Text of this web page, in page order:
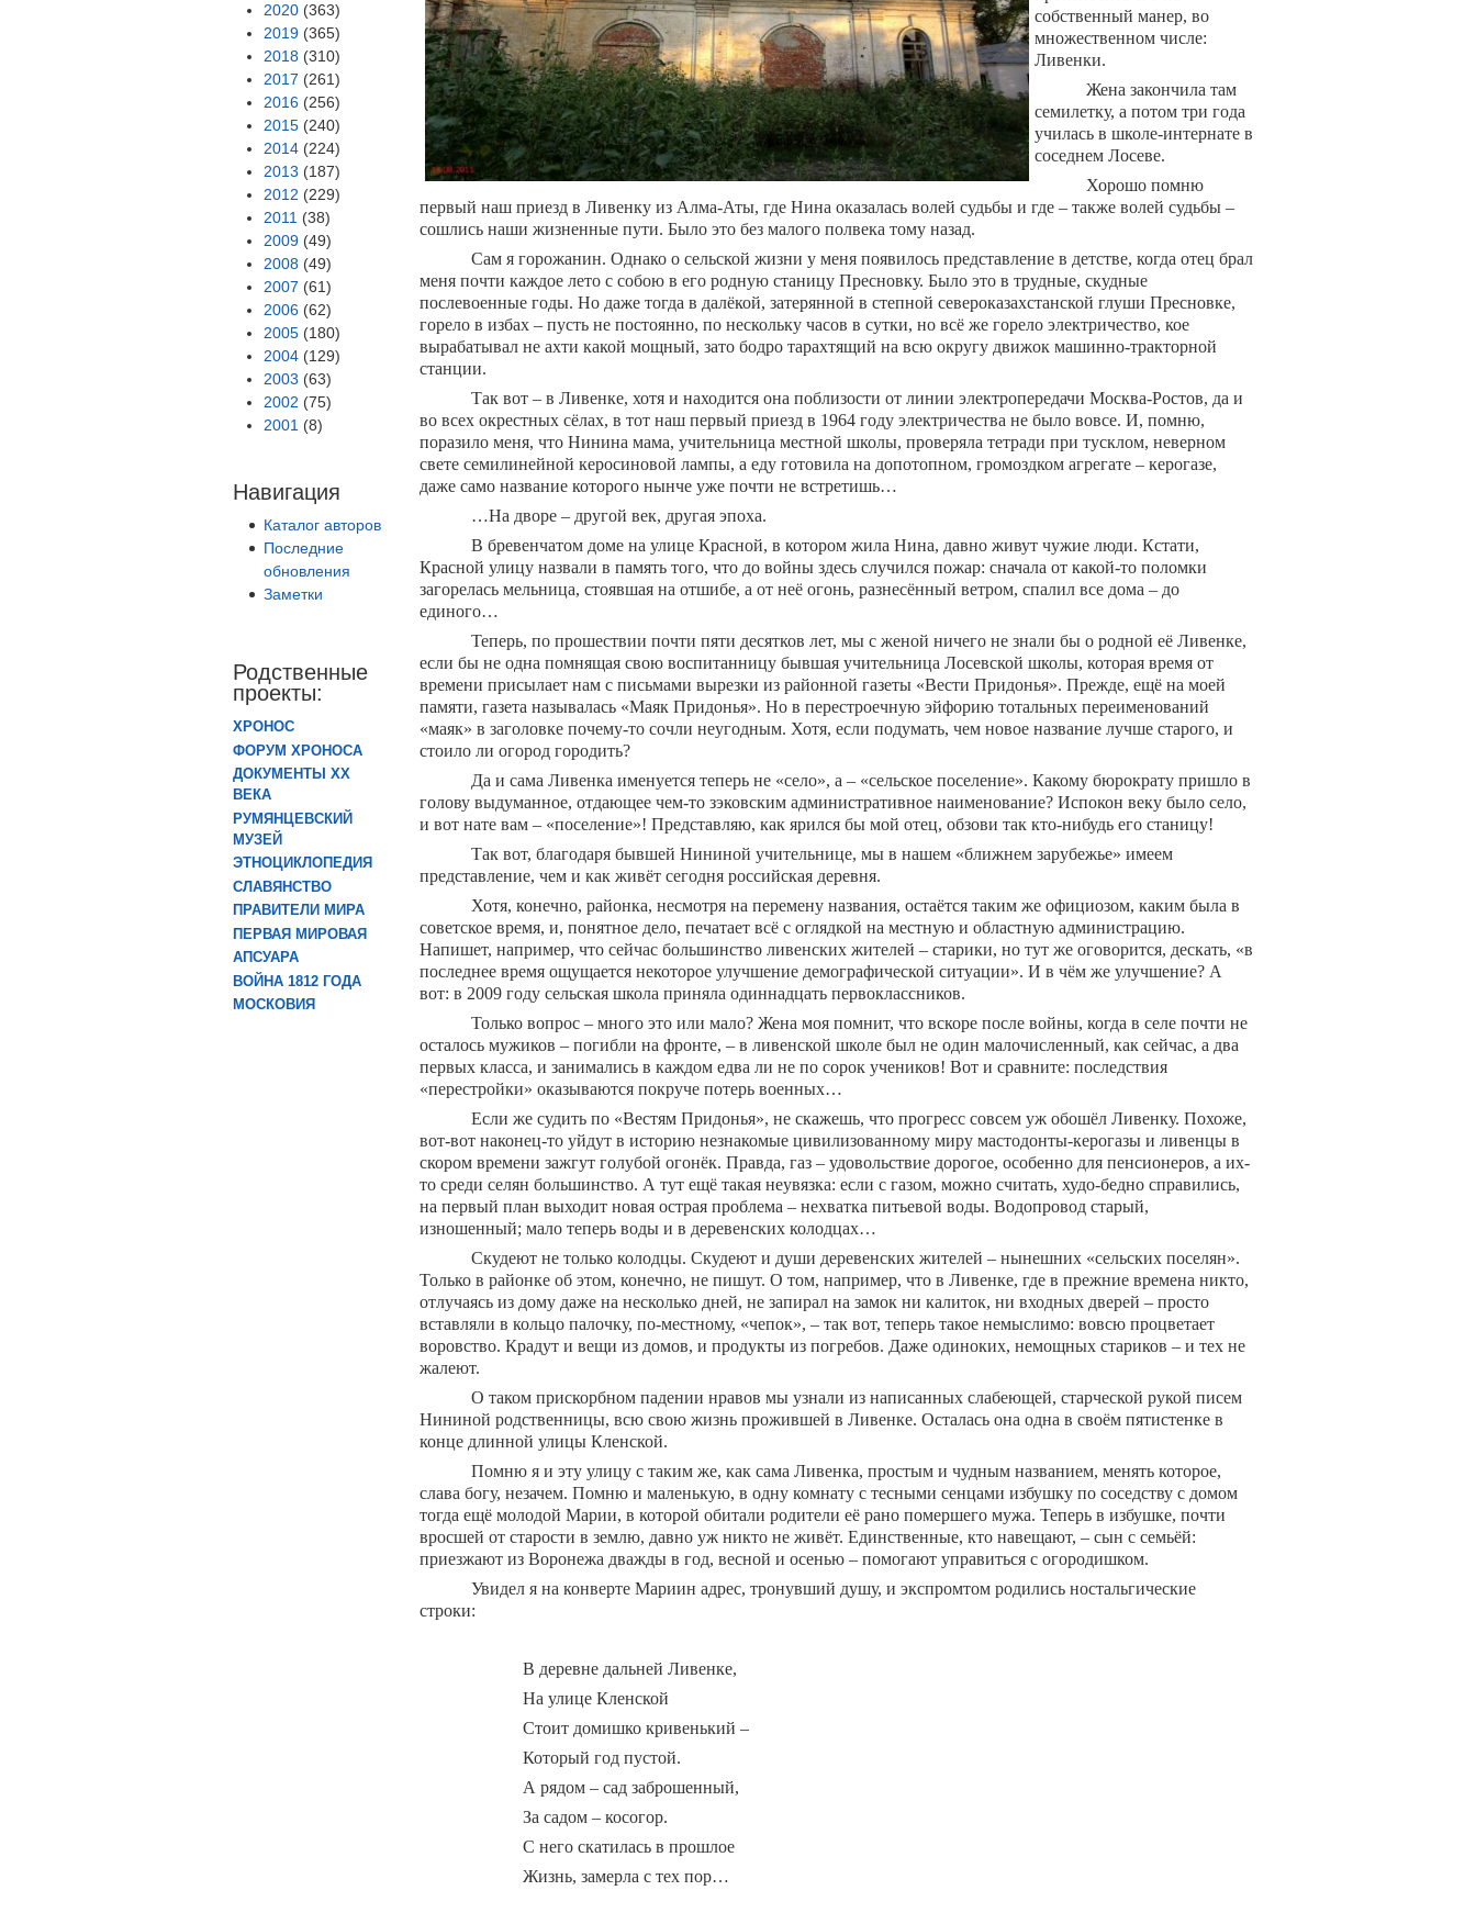
2020 (363)
2019 (365)
2018 (310)
2017 (261)
2016 (256)
2015 (240)
2014 (224)
2013 (187)
2012 (229)
2011 (38)
2009 (49)
2008 (49)
2007 (61)
2006 (62)
2005 (180)
2004 (129)
2003 (63)
2002 (75)
2001 (8)
Навигация
Каталог авторов
Последние
обновления
Заметки
Родственные
проекты:
ХРОНОС
ФОРУМ ХРОНОСА
ДОКУМЕНТЫ XX
ВЕКА
РУМЯНЦЕВСКИЙ
МУЗЕЙ
ЭТНОЦИКЛОПЕДИЯ
СЛАВЯНСТВО
ПРАВИТЕЛИ МИРА
ПЕРВАЯ МИРОВАЯ
АПСУАРА
ВОЙНА 1812 ГОДА
МОСКОВИЯ
собственный манер, во
множественном числе:
Ливенки.
Жена закончила там
семилетку, а потом три года
училась в школе-интернате в
соседнем Лосеве.
Хорошо помню
первый наш приезд в Ливенку из Алма-Аты, где Нина оказалась волей судьбы и где – также волей судьбы –
сошлись наши жизненные пути. Было это без малого полвека тому назад.
Сам я горожанин. Однако о сельской жизни у меня появилось представление в детстве, когда отец брал
меня почти каждое лето с собою в его родную станицу Пресновку. Было это в трудные, скудные
послевоенные годы. Но даже тогда в далёкой, затерянной в степной североказахстанской глуши Пресновке,
горело в избах – пусть не постоянно, по нескольку часов в сутки, но всё же горело электричество, кое
вырабатывал не ахти какой мощный, зато бодро тарахтящий на всю округу движок машинно-тракторной
станции.
Так вот – в Ливенке, хотя и находится она поблизости от линии электропередачи Москва-Ростов, да и
во всех окрестных сёлах, в тот наш первый приезд в 1964 году электричества не было вовсе. И, помню,
поразило меня, что Нинина мама, учительница местной школы, проверяла тетради при тусклом, неверном
свете семилинейной керосиновой лампы, а еду готовила на допотопном, громоздком агрегате – керогазе,
даже само название которого нынче уже почти не встретишь…
…На дворе – другой век, другая эпоха.
В бревенчатом доме на улице Красной, в котором жила Нина, давно живут чужие люди. Кстати,
Красной улицу назвали в память того, что до войны здесь случился пожар: сначала от какой-то поломки
загорелась мельница, стоявшая на отшибе, а от неё огонь, разнесённый ветром, спалил все дома – до
единого…
Теперь, по прошествии почти пяти десятков лет, мы с женой ничего не знали бы о родной её Ливенке,
если бы не одна помнящая свою воспитанницу бывшая учительница Лосевской школы, которая время от
времени присылает нам с письмами вырезки из районной газеты «Вести Придонья». Прежде, ещё на моей
памяти, газета называлась «Маяк Придонья». Но в перестроечную эйфорию тотальных переименований
«маяк» в заголовке почему-то сочли неугодным. Хотя, если подумать, чем новое название лучше старого, и
стоило ли огород городить?
Да и сама Ливенка именуется теперь не «село», а – «сельское поселение». Какому бюрократу пришло в
голову выдуманное, отдающее чем-то зэковским административное наименование? Испокон веку было село,
и вот нате вам – «поселение»! Представляю, как ярился бы мой отец, обзови так кто-нибудь его станицу!
Так вот, благодаря бывшей Нининой учительнице, мы в нашем «ближнем зарубежье» имеем
представление, чем и как живёт сегодня российская деревня.
Хотя, конечно, районка, несмотря на перемену названия, остаётся таким же официозом, каким была в
советское время, и, понятное дело, печатает всё с оглядкой на местную и областную администрацию.
Напишет, например, что сейчас большинство ливенских жителей – старики, но тут же оговорится, дескать, «в
последнее время ощущается некоторое улучшение демографической ситуации». И в чём же улучшение? А
вот: в 2009 году сельская школа приняла одиннадцать первоклассников.
Только вопрос – много это или мало? Жена моя помнит, что вскоре после войны, когда в селе почти не
осталось мужиков – погибли на фронте, – в ливенской школе был не один малочисленный, как сейчас, а два
первых класса, и занимались в каждом едва ли не по сорок учеников! Вот и сравните: последствия
«перестройки» оказываются покруче потерь военных…
Если же судить по «Вестям Придонья», не скажешь, что прогресс совсем уж обошёл Ливенку. Похоже,
вот-вот наконец-то уйдут в историю незнакомые цивилизованному миру мастодонты-керогазы и ливенцы в
скором времени зажгут голубой огонёк. Правда, газ – удовольствие дорогое, особенно для пенсионеров, а их-
то среди селян большинство. А тут ещё такая неувязка: если с газом, можно считать, худо-бедно справились,
на первый план выходит новая острая проблема – нехватка питьевой воды. Водопровод старый,
изношенный; мало теперь воды и в деревенских колодцах…
Скудеют не только колодцы. Скудеют и души деревенских жителей – нынешних «сельских поселян».
Только в районке об этом, конечно, не пишут. О том, например, что в Ливенке, где в прежние времена никто,
отлучаясь из дому даже на несколько дней, не запирал на замок ни калиток, ни входных дверей – просто
вставляли в кольцо палочку, по-местному, «чепок», – так вот, теперь такое немыслимо: вовсю процветает
воровство. Крадут и вещи из домов, и продукты из погребов. Даже одиноких, немощных стариков – и тех не
жалеют.
О таком прискорбном падении нравов мы узнали из написанных слабеющей, старческой рукой писем
Нининой родственницы, всю свою жизнь прожившей в Ливенке. Осталась она одна в своём пятистенке в
конце длинной улицы Кленской.
Помню я и эту улицу с таким же, как сама Ливенка, простым и чудным названием, менять которое,
слава богу, незачем. Помню и маленькую, в одну комнату с тесными сенцами избушку по соседству с домом
тогда ещё молодой Марии, в которой обитали родители её рано помершего мужа. Теперь в избушке, почти
вросшей от старости в землю, давно уж никто не живёт. Единственные, кто навещают, – сын с семьёй:
приезжают из Воронежа дважды в год, весной и осенью – помогают управиться с огородишком.
Увидел я на конверте Мариин адрес, тронувший душу, и экспромтом родились ностальгические
строки:
В деревне дальней Ливенке,
На улице Кленской
Стоит домишко кривенький –
Который год пустой.
А рядом – сад заброшенный,
За садом – косогор.
С него скатилась в прошлое
Жизнь, замерла с тех пор…